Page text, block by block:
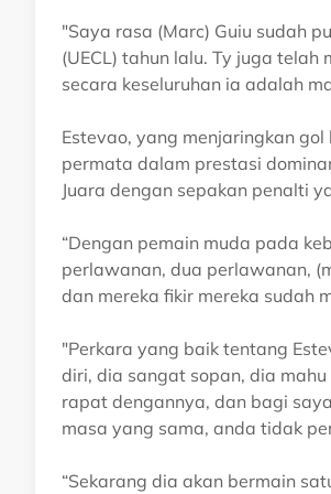
"Saya rasa (Marc) Guiu sudah
(UECL) tahun lalu. Ty juga
secara keseluruhan ia adalah
Estevao, yang menjaringkan
permata dalam prestasi
Juara dengan sepakan penalti
“Dengan pemain muda pada
perlawanan, dua perlawanan,
dan mereka fikir mereka sudah
"Perkara yang baik tentang
diri, dia sangat sopan, dia
rapat dengannya, dan bagi
masa yang sama, anda tidak
“Sekarang dia akan bermain